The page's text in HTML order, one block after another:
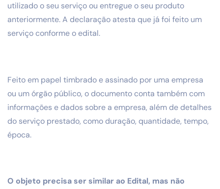
utilizado o seu serviço ou entregue o seu produto
anteriormente. A declaração atesta que já foi feito um
serviço conforme o edital.
Feito em papel timbrado e assinado por uma empresa
ou um órgão público, o documento conta também com
informações e dados sobre a empresa, além de detalhes
do serviço prestado, como duração, quantidade, tempo,
época.
O objeto precisa ser similar ao Edital, mas não